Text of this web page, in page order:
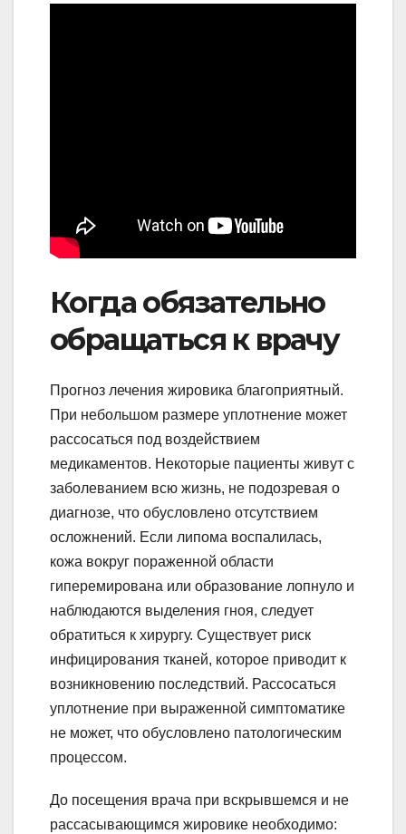
Когда обязательно
обращаться к врачу
Прогноз лечения жировика благоприятный.
При небольшом размере уплотнение может
рассосаться под воздействием
медикаментов. Некоторые пациенты живут с
заболеванием всю жизнь, не подозревая о
диагнозе, что обусловлено отсутствием
осложнений. Если липома воспалилась,
кожа вокруг пораженной области
гиперемирована или образование лопнуло и
наблюдаются выделения гноя, следует
обратиться к хирургу. Существует риск
инфицирования тканей, которое приводит к
возникновению последствий. Рассосаться
уплотнение при выраженной симптоматике
не может, что обусловлено патологическим
процессом.
До посещения врача при вскрывшемся и не
рассасывающимся жировике необходимо: